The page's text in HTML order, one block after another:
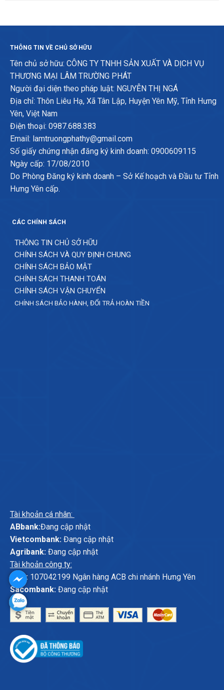
THÔNG TIN VỀ CHỦ SỞ HỮU
Tên chủ sở hữu: CÔNG TY TNHH SẢN XUẤT VÀ DỊCH VỤ
THƯƠNG MẠI LÂM TRƯỜNG PHÁT
Người đại diện theo pháp luật: NGUYỄN THỊ NGÁ
Địa chỉ: Thôn Liêu Hạ, Xã Tân Lập, Huyện Yên Mỹ, Tỉnh Hưng
Yên, Việt Nam
Điện thoại: 0987.688.383
Email: lamtruongphathy@gmail.com
Số giấy chứng nhận đăng ký kinh doanh: 0900609115
Ngày cấp: 17/08/2010
Do Phòng Đăng ký kinh doanh – Sở Kế hoạch và Đầu tư Tỉnh
Hưng Yên cấp.
CÁC CHÍNH SÁCH
THÔNG TIN CHỦ SỞ HỮU
CHÍNH SÁCH VÀ QUY ĐỊNH CHUNG
CHÍNH SÁCH BẢO MẬT
CHÍNH SÁCH THANH TOÁN
CHÍNH SÁCH VẬN CHUYỂN
CHÍNH SÁCH BẢO HÀNH, ĐỔI TRẢ HOÀN TIỀN
Tài khoản cá nhân:
ABbank:Đang cập nhật
Vietcombank:Đang cập nhật
Agribank:Đang cập nhật
Tài khoản công ty:
ACB: 107042199 Ngân hàng ACB chi nhánh Hưng Yên
Sacombank:Đang cập nhật